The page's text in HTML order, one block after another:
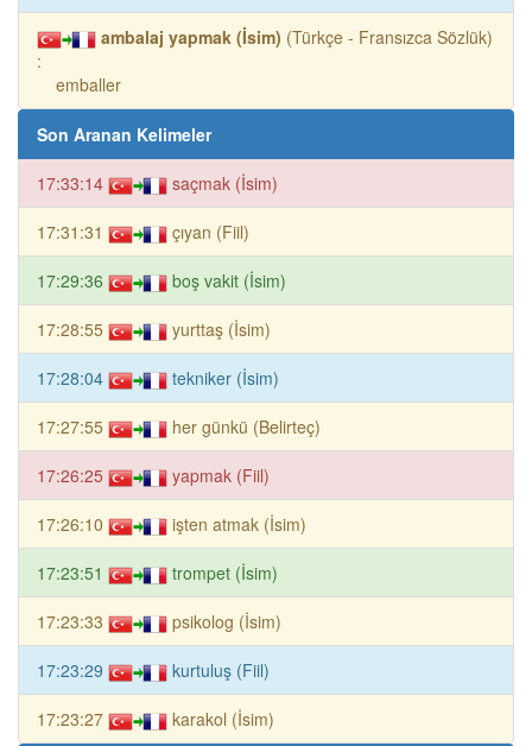
ambalaj yapmak (İsim) (Türkçe - Fransızca Sözlük)
:
emballer
Son Aranan Kelimeler
17:33:14 saçmak (İsim)
17:31:31 çıyan (Fiil)
17:29:36 boş vakit (İsim)
17:28:55 yurttaş (İsim)
17:28:04 tekniker (İsim)
17:27:55 her günkü (Belirteç)
17:26:25 yapmak (Fiil)
17:26:10 işten atmak (İsim)
17:23:51 trompet (İsim)
17:23:33 psikolog (İsim)
17:23:29 kurtuluş (Fiil)
17:23:27 karakol (İsim)